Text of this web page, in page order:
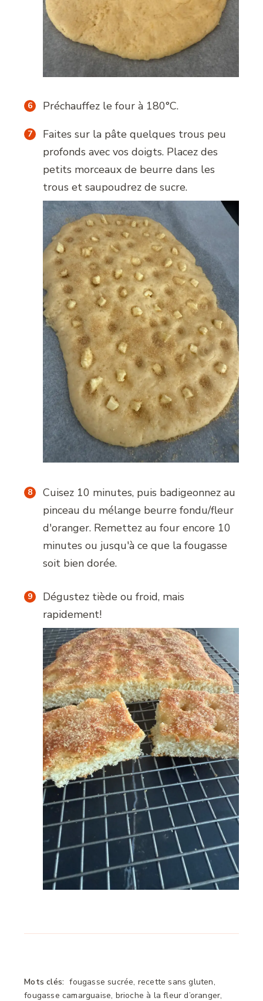
Préchauffez le four à 180°C.
Faites sur la pâte quelques trous peu
profonds avec vos doigts. Placez des
petits morceaux de beurre dans les
trous et saupoudrez de sucre.
Cuisez 10 minutes, puis badigeonnez au
pinceau du mélange beurre fondu/fleur
d'oranger. Remettez au four encore 10
minutes ou jusqu'à ce que la fougasse
soit bien dorée.
Dégustez tiède ou froid, mais
rapidement!
Mots clés: fougasse sucrée, recette sans gluten,
fougasse camarguaise, brioche à la fleur d’oranger,